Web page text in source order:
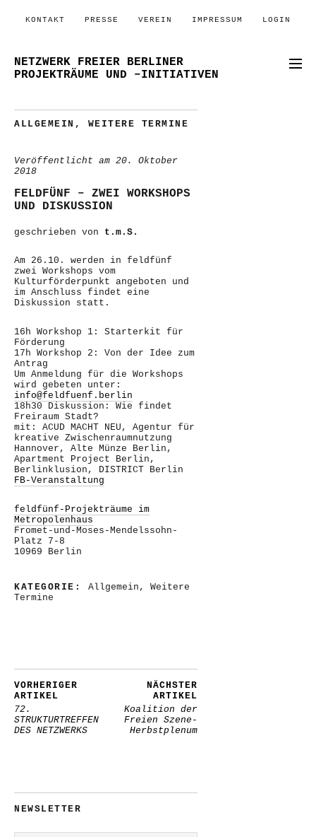
KONTAKT PRESSE VEREIN IMPRESSUM LOGIN
NETZWERK FREIER BERLINER
PROJEKTRÄUME UND –INITIATIVEN
ALLGEMEIN , WEITERE TERMINE
Veröffentlicht am 20. Oktober
2018
FELDFÜNF – ZWEI WORKSHOPS
UND DISKUSSION
geschrieben von t.m.S.
Am 26.10. werden in feldfünf
zwei Workshops vom
Kulturförderpunkt angeboten und
im Anschluss findet eine
Diskussion statt.
16h Workshop 1: Starterkit für
Förderung
17h Workshop 2: Von der Idee zum
Antrag
Um Anmeldung für die Workshops
wird gebeten unter:
info@feldfuenf.berlin
18h30 Diskussion: Wie findet
Freiraum Stadt?
mit: ACUD MACHT NEU, Agentur für
kreative Zwischenraumnutzung
Hannover, Alte Münze Berlin,
Apartment Project Berlin,
Berlinklusion, DISTRICT Berlin
FB-Veranstaltung
feldfünf-Projekträume im
Metropolenhaus
Fromet-und-Moses-Mendelssohn-
Platz 7-8
10969 Berlin
KATEGORIE: Allgemein , Weitere
Termine
VORHERIGER
ARTIKEL
72.
STRUKTURTREFFEN
DES NETZWERKS
NÄCHSTER
ARTIKEL
Koalition der
Freien Szene-
Herbstplenum
NEWSLETTER